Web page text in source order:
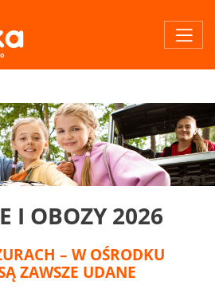
I OBOZY 2026
– W OŚRODKU
ZAWSZE UDANE